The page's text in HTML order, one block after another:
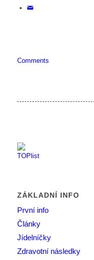
Comments
ZÁKLADNÍ INFO
První info
Články
Jídelníčky
Zdravotní následky